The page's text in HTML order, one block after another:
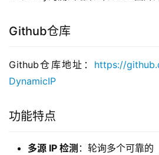
Github仓库
Github仓库地址： https://
DynamicIP
功能特点
多源 IP 检测 ：轮询多个可靠的